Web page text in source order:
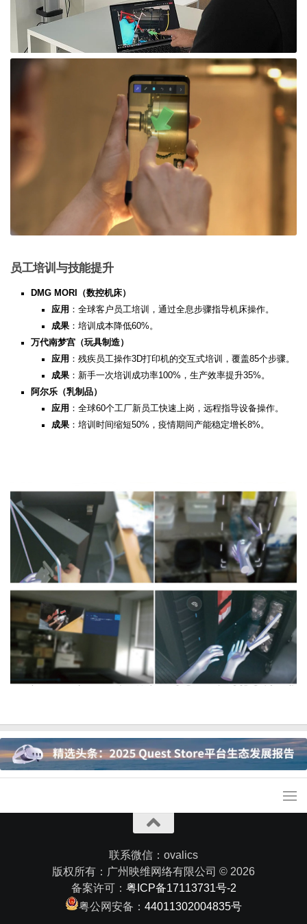
员工培训与技能提升
DMG MORI（数控机床）​
应用 ：全球客户员工培训，通过全息步骤指导机床操作。
成果 ：培训成本降低60%。
万代南梦宫（玩具制造）​
应用 ：残疾员工操作3D打印机的交互式培训，覆盖85个步骤。
成果 ：新手一次培训成功率100%，生产效率提升35%。
阿尔乐（乳制品）​
应用 ：全球60个工厂新员工快速上岗，远程指导设备操作。
成果 ：培训时间缩短50%，疫情期间产能稳定增长8%。
联系微信：ovalics
版权所有：广州映维网络有限公司 © 2026
备案许可： 粤ICP备17113731号-2
粤公网安备： 44011302004835号